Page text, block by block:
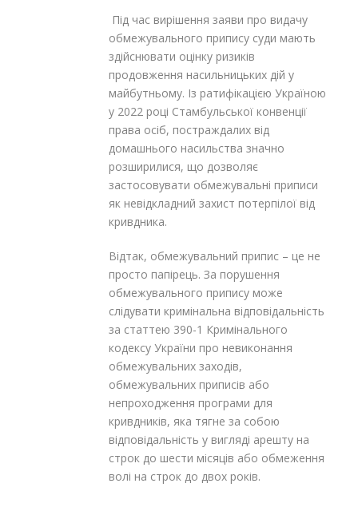
Під час вирішення заяви про видачу
обмежувального припису суди мають
здійснювати оцінку ризиків
продовження насильницьких дій у
майбутньому. Із ратифікацією Україною
у 2022 році Стамбульської конвенції
права осіб, постраждалих від
домашнього насильства значно
розширилися, що дозволяє
застосовувати обмежувальні приписи
як невідкладний захист потерпілої від
кривдника.
Відтак, обмежувальний припис – це не
просто папірець. За порушення
обмежувального припису може
слідувати кримінальна відповідальність
за статтею 390-1 Кримінального
кодексу України про невиконання
обмежувальних заходів,
обмежувальних приписів або
непроходження програми для
кривдників, яка тягне за собою
відповідальність у вигляді арешту на
строк до шести місяців або обмеження
волі на строк до двох років.